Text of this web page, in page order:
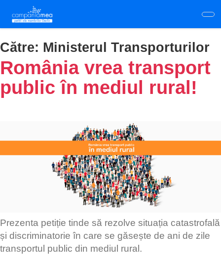
main
content
Către: Ministerul Transporturilor
România vrea transport
public în mediul rural!
Prezenta petiție tinde să rezolve situația catastrofală
și discriminatorie în care se găsește de ani de zile
transportul public din mediul rural.